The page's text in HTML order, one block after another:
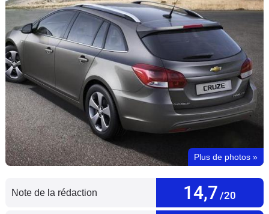
d'achat
Electriques
Utilitaires
Flottes
Auto
Services
Plus de photos »
Note de la rédaction 14,7 /20